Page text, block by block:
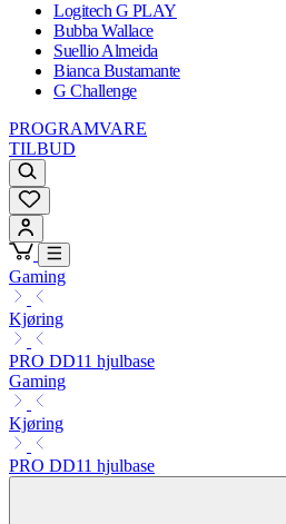
Logitech G PLAY
Bubba Wallace
Suellio Almeida
Bianca Bustamante
G Challenge
PROGRAMVARE
TILBUD
Gaming
Kjøring
PRO DD11 hjulbase
Gaming
Kjøring
PRO DD11 hjulbase